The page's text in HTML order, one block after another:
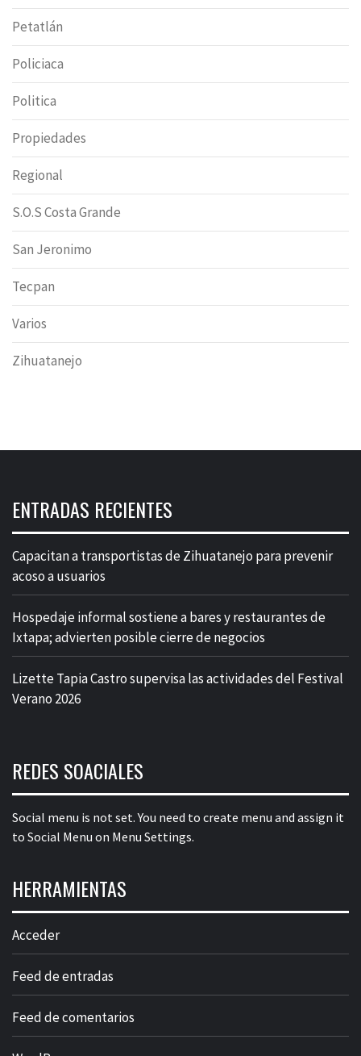
Petatlán
Policiaca
Politica
Propiedades
Regional
S.O.S Costa Grande
San Jeronimo
Tecpan
Varios
Zihuatanejo
ENTRADAS RECIENTES
Capacitan a transportistas de Zihuatanejo para prevenir
acoso a usuarios
Hospedaje informal sostiene a bares y restaurantes de
Ixtapa; advierten posible cierre de negocios
Lizette Tapia Castro supervisa las actividades del Festival
Verano 2026
REDES SOACIALES
Social menu is not set. You need to create menu and assign it
to Social Menu on Menu Settings.
HERRAMIENTAS
Acceder
Feed de entradas
Feed de comentarios